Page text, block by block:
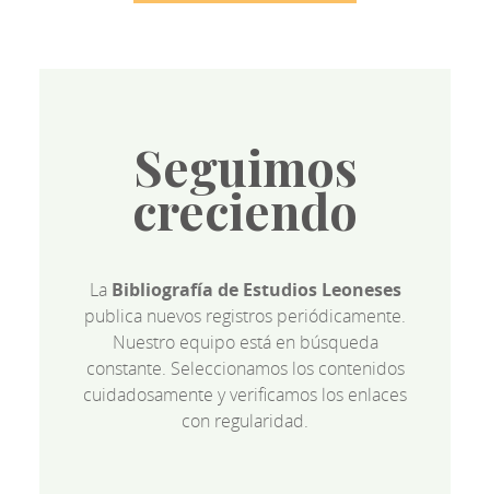
Seguimos
creciendo
La Bibliografía de Estudios Leoneses
publica nuevos registros periódicamente.
Nuestro equipo está en búsqueda
constante. Seleccionamos los contenidos
cuidadosamente y verificamos los enlaces
con regularidad.